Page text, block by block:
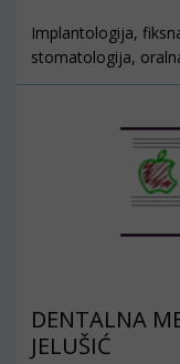
Implantologija,
stomatologija,
DENTALNA
JELUŠIĆ